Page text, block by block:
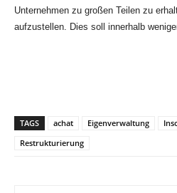
Unternehmen zu großen Teilen zu
aufzustellen. Dies soll innerhalb
TAGS achat Eigenverwaltung
Restrukturierung